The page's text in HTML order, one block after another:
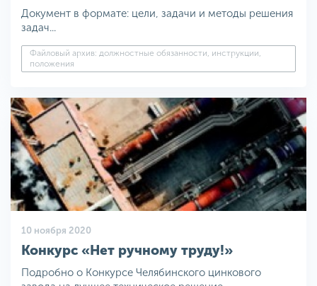
Документ в формате: цели, задачи и методы решения
задач...
Файловый архив: должностные обязанности, инструкции,
положения
10 ноября 2020
Конкурс «Нет ручному труду!»
Подробно о Конкурсе Челябинского цинкового